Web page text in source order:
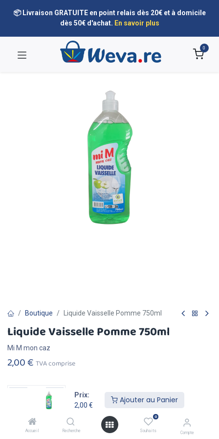
Prix:
2,00 €
Ajouter au Panier
Accueil Recherche
0
Souhaits Compte
📦 Livraison GRATUITE en point relais dès 20€ et à domicile
dès 50€ d'achat. En savoir plus
0
Boutique Liquide Vaisselle Pomme 750ml
Liquide Vaisselle Pomme 750ml
Mi M mon caz
2,00€ TVA comprise
Ajouter au
Panier
Acheter
Maintenant